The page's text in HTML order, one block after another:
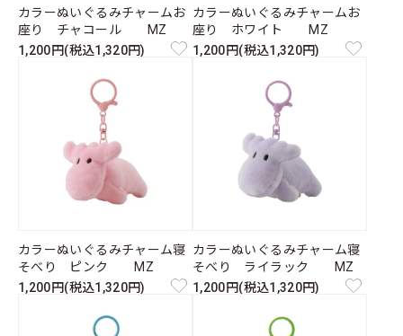
カラーぬいぐるみチャームお
座り チャコール MZ
1,200円(税込1,320円)
カラーぬいぐるみチャームお
座り ホワイト MZ
1,200円(税込1,320円)
カラーぬいぐるみチャーム寝
そべり ピンク MZ
1,200円(税込1,320円)
カラーぬいぐるみチャーム寝
そべり ライラック MZ
1,200円(税込1,320円)